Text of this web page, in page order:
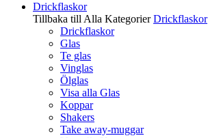
Drickflaskor
Tillbaka till Alla Kategorier Drickflaskor
Drickflaskor
Glas
Te glas
Vinglas
Ölglas
Visa alla Glas
Koppar
Shakers
Take away-muggar